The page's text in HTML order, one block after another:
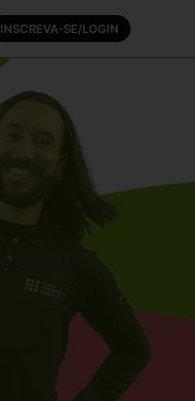
INSCREVA-SE/LOGIN